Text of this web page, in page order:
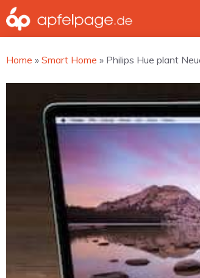
Zum
Inhalt
springen
Home » Smart Home » Philips Hue plant